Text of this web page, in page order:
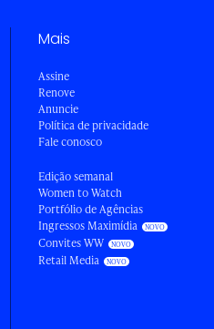
Mais
Assine
Renove
Anuncie
Política de privacidade
Fale conosco
Edição semanal
Women to Watch
Portfólio de Agências
Ingressos Maximídia
Convites WW
Retail Media